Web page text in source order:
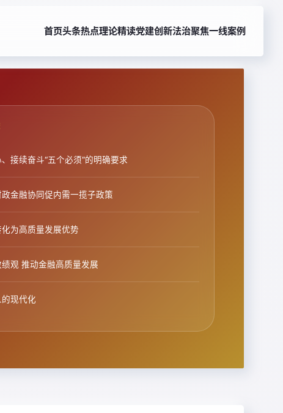
首页头条热点理论精读党建创新法治聚焦一线案例
接续奋斗“五个必须”的明确要求
金融协同促内需一揽子政策
为高质量发展优势
观 推动金融高质量发展
现代化